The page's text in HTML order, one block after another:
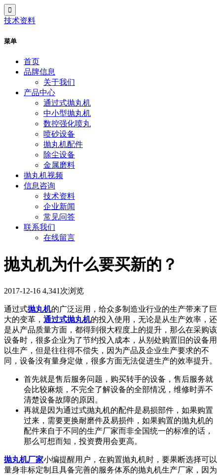
技术资料
菜单
首页
品牌信息
关于我们
产品中心
通过式抛丸机
中小型抛丸机
数控强化喷丸
喷砂设备
抛丸机配件
除尘设备
金属磨料
抛丸机视频
信息咨询
技术资料
企业新闻
常见问答
联系我们
在线留言
抛丸机为什么要买新的？
2017-12-16 4,341次浏览
通过式抛丸机的广泛运用，给众多制造业行业的生产带来了巨
大的变革， 通过式抛丸机的投入使用，无论是从生产效率，还
是从产品质量方面，都得到很大程度上的提升，那么在采购该
设备时，很多企业为了节约投入成本，从别处购置旧的设备用
以生产，但是往往得不偿失，因为产品及企业生产要求的不
同，设备没有量身定做，很多方面无法促进生产的效率提升。
首先就是售后服务问题，购买转手的设备，售后服务就
会比较麻烦，不完全了解设备的全部情况，维修时弄不
清楚设备故障的原因。
再就是因为通过式抛丸机的配件是易损部件，如果购置
过来，需要更换耐磨件及易损件，如果购置的抛丸机的
配件来自于不同的生产厂家而非全国统一的标准的话，
那么可想而知，投资费用会更高。
抛丸机厂家小编提醒用户，在购置抛丸机时，要果断选择可以
量身非标定制且具备完善的服务体系的抛丸机生产厂家，因为